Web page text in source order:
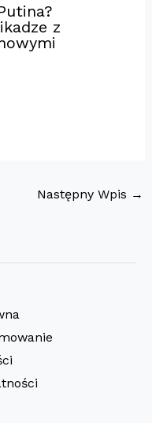
z
Następny Wpis →